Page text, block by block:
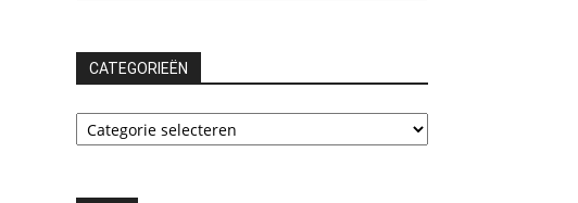
CATEGORIEËN
CATEGORIEËN